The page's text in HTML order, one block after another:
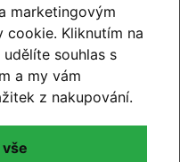
marketingovým
cookie. Kliknutím na
souhlas s
a my vám
z nakupování.